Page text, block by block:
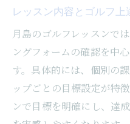
レッスン内容とゴルフ
月島のゴルフレッスンで
ングフォームの確認を中
す。具体的には、個別の
ップごとの目標設定が特
ンで目標を明確にし、達